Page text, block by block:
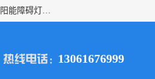
上海宇叶电子科技有限公司是吊钩视频监控、升降机监控、卸料平台监控、塔吊防碰撞、黑匣子防碰撞、风速仪，太阳能障碍灯安全提示灯等一系列升降机的常用配件产品专业研发生产加工的公司，拥有完整、科学的质量管理体系。
13061676999